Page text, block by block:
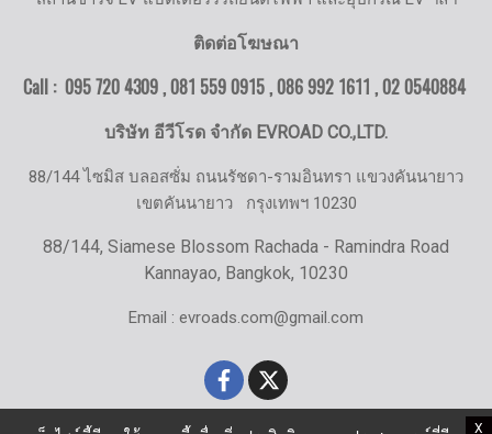
X
ติดต่อโฆษณา
Call : 095 720 4309 , 081 559 0915 , 086 992 1611 ,02 0540884
บริษัท อีวีโรด จำกัด EVROAD CO.,LTD.
88/144 ไซมิส บลอสซั่ม ถนนรัชดา-รามอินทรา แขวงคันนายาว
เขตคันนายาว กรุงเทพฯ 10230
88/144, Siamese Blossom Rachada - Ramindra Road
Kannayao, Bangkok, 10230
Email : evroads.com@gmail.com